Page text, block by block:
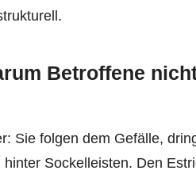
Betroffene
Sie folgen dem Gefälle,
Sockelleisten. Den